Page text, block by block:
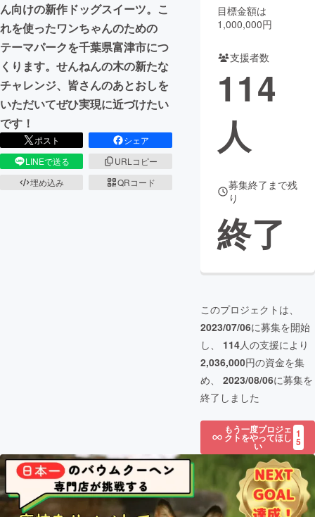
CAMPFIREふるさと納税machi-ya コミュニティ
ん向けの新作ドッグスイーツ。こ
れを使ったワンちゃんのための
テーマパークを千葉県富津市につ
くります。せんねんの木の新たな
チャレンジ、皆さんのあとおしを
いただいてぜひ実現に近づけたい
です！
ポスト
シェア
LINEで送る
URLコピー
埋め込み
QRコード
目標金額は
1,000,000円
支援者数
114
人
募集終了まで残
り
終了
このプロジェクトは、
2023/07/06に募集を開始
し、 114人の支援により
2,036,000円の資金を集
め、 2023/08/06に募集を
終了しました
もう一度プロジェ
クトをやってほし
い
1
5